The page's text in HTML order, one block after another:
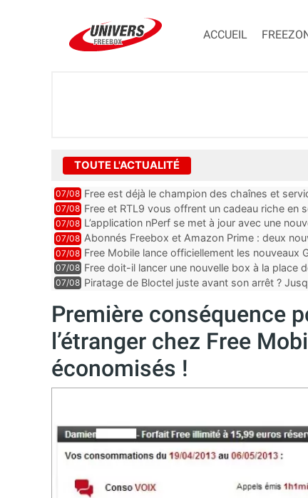
ACCUEIL
TOUTE L'ACTUALITÉ
07/08 Free est déjà le champion des chaînes et
encore au moin...
07/08 Free et RTL9 vous offrent un cadeau riche en
l’obtenir
07/08 L’application nPerf se met à jour avec une
Mobile, Orange, SFR ...
07/08 Abonnés Freebox et Amazon Prime : deux
07/08 Free Mobile lance officiellement les nouveaux
des promos et des cadeaux
07/08 Free doit-il lancer une nouvelle box à la place
07/08 Piratage de Bloctel juste avant son arrêt ?
Première conséquence
l’étranger chez Free
économisés !